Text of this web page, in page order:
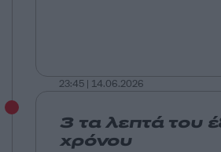
23:45 | 14.06.2026
3 τα λεπτά του
χρόνου